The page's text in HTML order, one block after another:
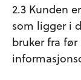
2.3 Kunden
som ligger i
bruker fra